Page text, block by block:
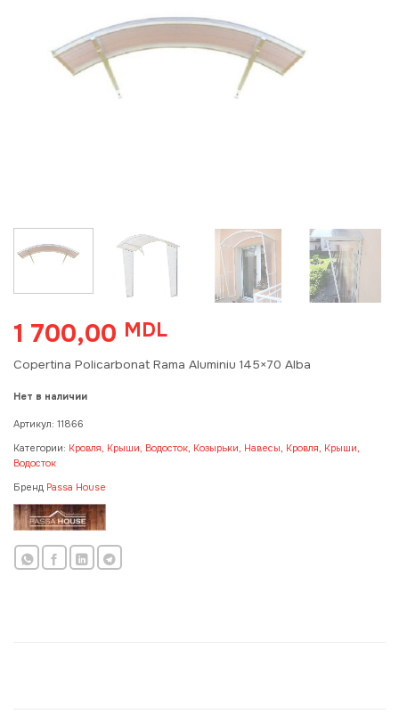
1 700,00 MDL
Copertina Policarbonat Rama Aluminiu 145×70 Alba
Нет в наличии
Артикул: 11866
Категории: Кровля, Крыши, Водосток, Козырьки, Навесы, Кровля, Крыши,
Водосток
Бренд Passa House